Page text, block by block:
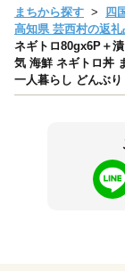
まちから探す 四
高知県 芸西村の返礼
ネギトロ80gx6P＋
気 海鮮 ネギトロ丼
一人暮らし どんぶ